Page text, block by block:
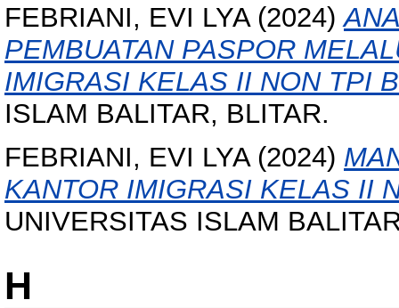
FEBRIANI, EVI LYA(2024)
PEMBUATAN PASPOR
IMIGRASI KELAS II NON TPI
ISLAM BALITAR, BLITAR.
FEBRIANI, EVI LYA(2024)
KANTOR IMIGRASI KELAS II
UNIVERSITAS ISLAM
H